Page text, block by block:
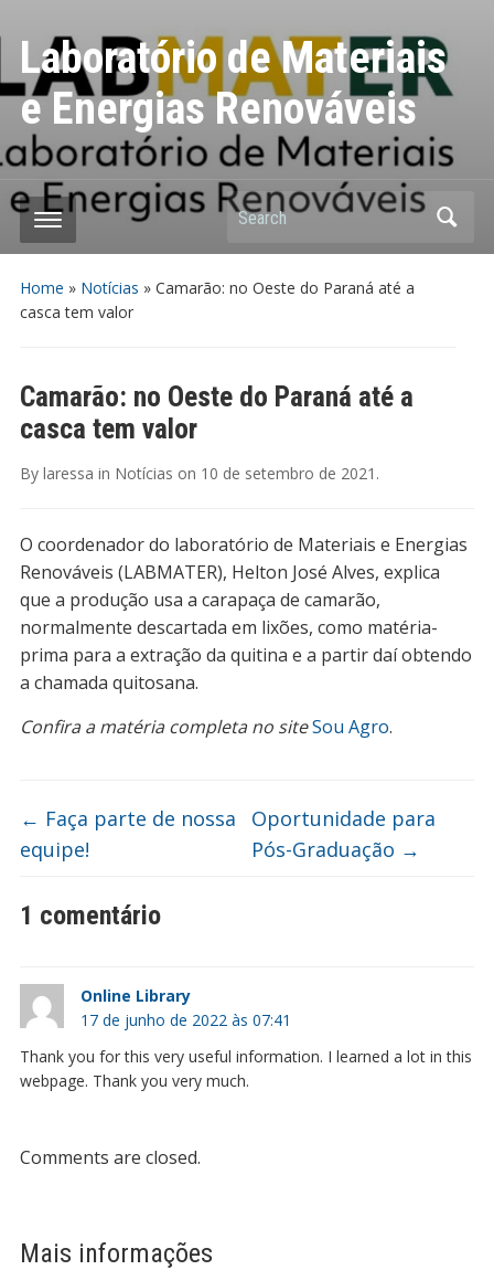
Laboratório de Materiais
e Energias Renováveis
Search
Home » Notícias » Camarão: no Oeste do Paraná até a
casca tem valor
Mais informações
Camarão: no Oeste do Paraná até a
casca tem valor
By laressa in Notícias on 10 de setembro de 2021 .
O coordenador do laboratório de Materiais e Energias
Renováveis (LABMATER), Helton José Alves, explica
que a produção usa a carapaça de camarão,
normalmente descartada em lixões, como matéria-
prima para a extração da quitina e a partir daí obtendo
a chamada quitosana.
Confira a matéria completa no siteSou Agro.
← Faça parte de nossa
equipe!
Oportunidade para
Pós-Graduação →
1 comentário
Online Library
17 de junho de 2022 às 07:41
Thank you for this very useful information. I learned a lot in this
webpage. Thank you very much.
Comments are closed.